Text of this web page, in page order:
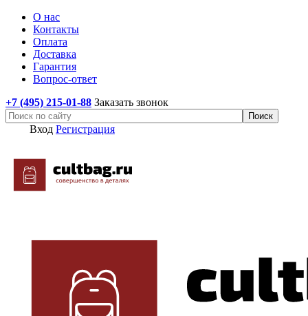
О нас
Контакты
Оплата
Доставка
Гарантия
Вопрос-ответ
+7 (495) 215-01-88 Заказать звонок
Вход Регистрация